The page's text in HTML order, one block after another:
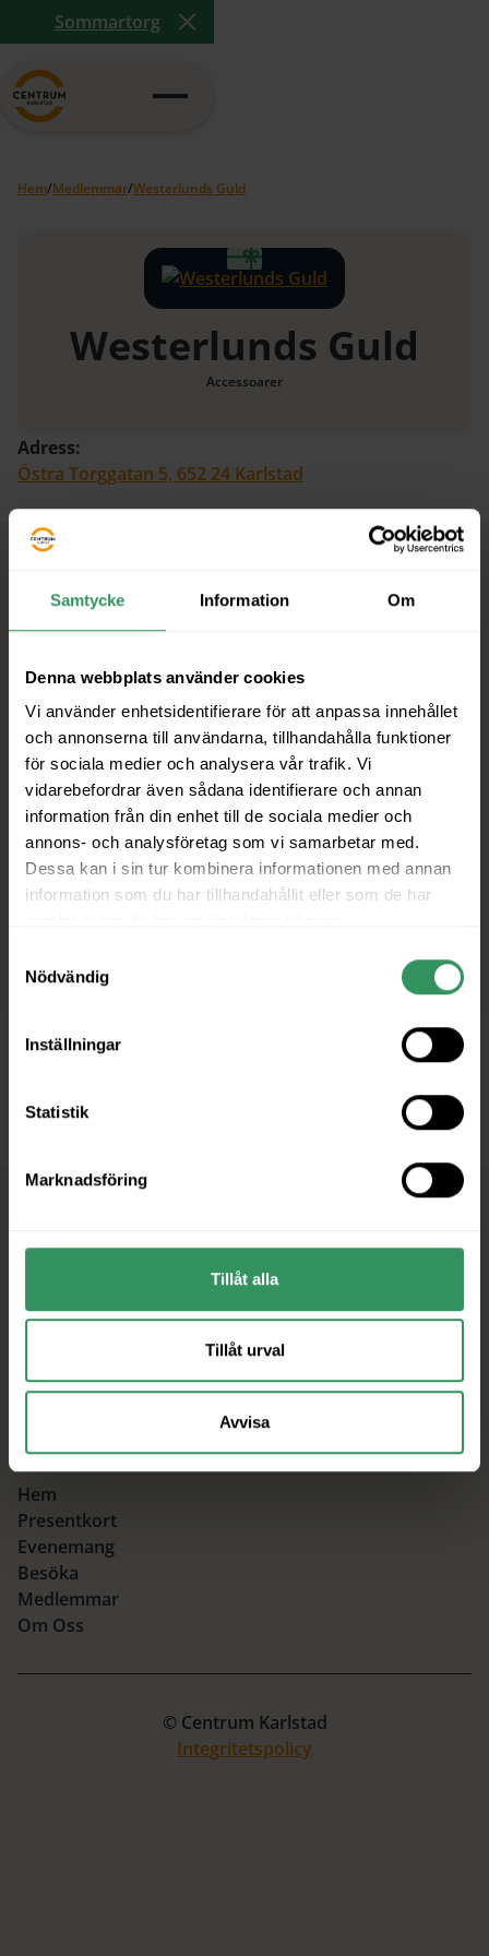
Samtycke Information Om
Denna webbplats använder cookies
Vi använder enhetsidentifierare för att anpassa innehållet
och annonserna till användarna, tillhandahålla funktioner
för sociala medier och analysera vår trafik. Vi
vidarebefordrar även sådana identifierare och annan
information från din enhet till de sociala medier och
annons- och analysföretag som vi samarbetar med.
Dessa kan i sin tur kombinera informationen med annan
information som du har tillhandahållit eller som de har
Nödvändig
Inställningar
Statistik
Marknadsföring
Tillåt alla
Tillåt urval
Avvisa
Sommartorg
Close Announcement Banner
Hem/Medlemmar/Westerlunds Guld
Westerlunds Guld
Accessoarer
Adress:
Östra Torggatan 5, 652 24 Karlstad
Centrum Karlstad utv. AB
Järnvägsgatan 3, 652 25 Karlstad
Hem
Presentkort
Evenemang
Besöka
Medlemmar
Om Oss
© Centrum Karlstad
Integritetspolicy